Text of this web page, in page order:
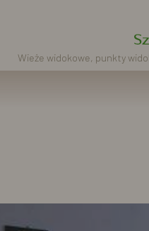
Wieże widokowe, punkty